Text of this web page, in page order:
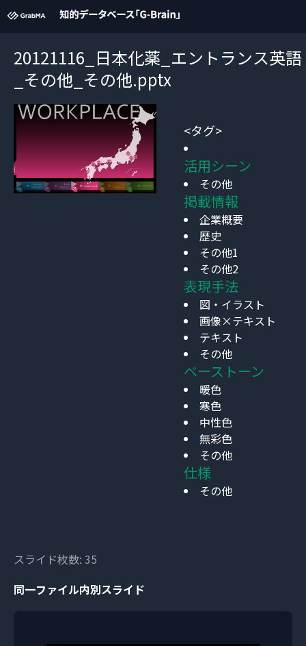
20121116_日本化薬_エントランス英語
_その他_その他.pptx
<タグ>
活用シーン
その他
掲載情報
企業概要
歴史
その他1
その他2
表現手法
図・イラスト
画像×テキスト
テキスト
その他
ベーストーン
暖色
寒色
中性色
無彩色
その他
仕様
その他
スライド枚数: 35
同一ファイル内別スライド